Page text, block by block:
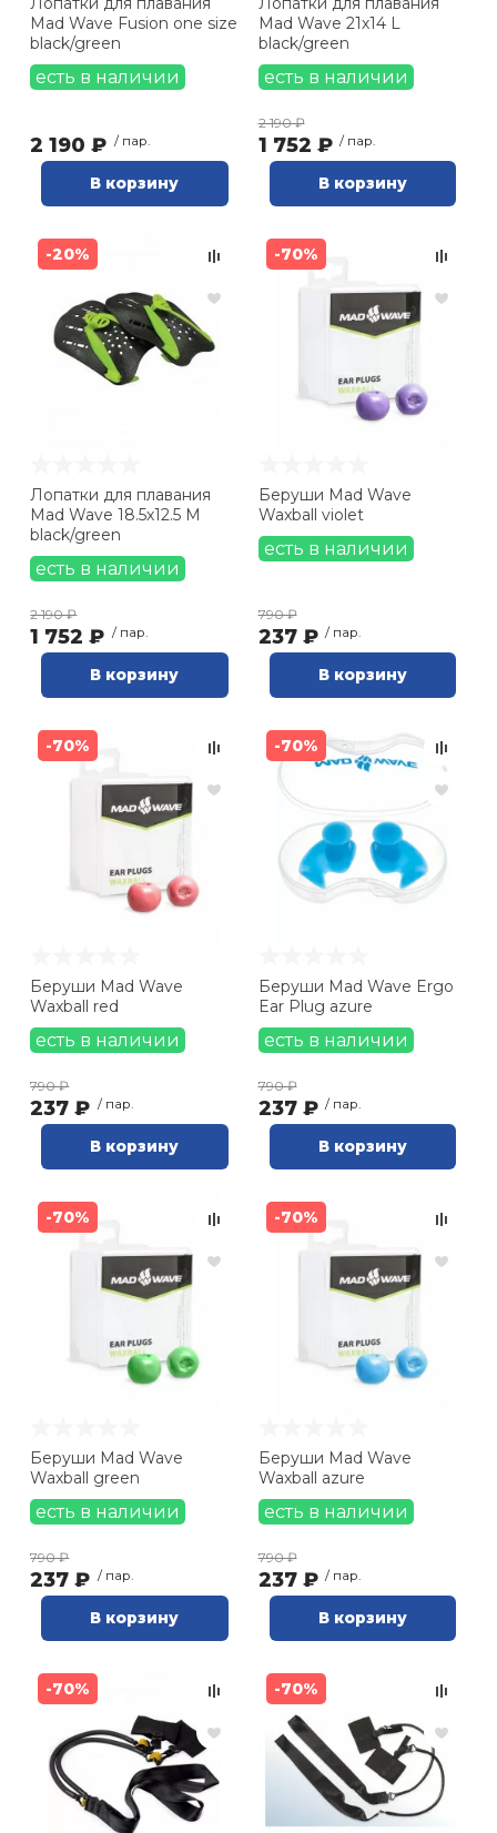
Mad Wave Fusion one size
black/green
есть в наличии
2 190 ₽ / пар.
В корзину
Mad Wave 21х14 L
black/green
есть в наличии
2 190 ₽
1 752 ₽ / пар.
В корзину
-20%
Лопатки для плавания
Mad Wave 18.5х12.5 M
black/green
есть в наличии
2 190 ₽
1 752 ₽ / пар.
В корзину
-70%
Беруши Mad Wave
Waxball violet
есть в наличии
790 ₽
237 ₽ / пар.
В корзину
-70%
Беруши Mad Wave
Waxball red
есть в наличии
790 ₽
237 ₽ / пар.
В корзину
-70%
Беруши Mad Wave Ergo
Ear Plug azure
есть в наличии
790 ₽
237 ₽ / пар.
В корзину
-70%
Беруши Mad Wave
Waxball green
есть в наличии
790 ₽
237 ₽ / пар.
В корзину
-70%
Беруши Mad Wave
Waxball azure
есть в наличии
790 ₽
237 ₽ / пар.
В корзину
-70% -70%